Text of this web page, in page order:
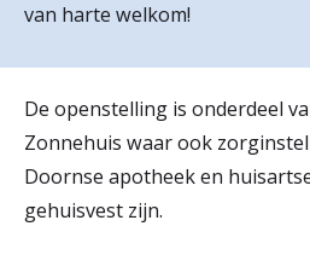
Zorgverleners
van harte welkom!
De openstelling is onderdeel
Zonnehuis waar ook
Doornse apotheek en
gehuisvest zijn.